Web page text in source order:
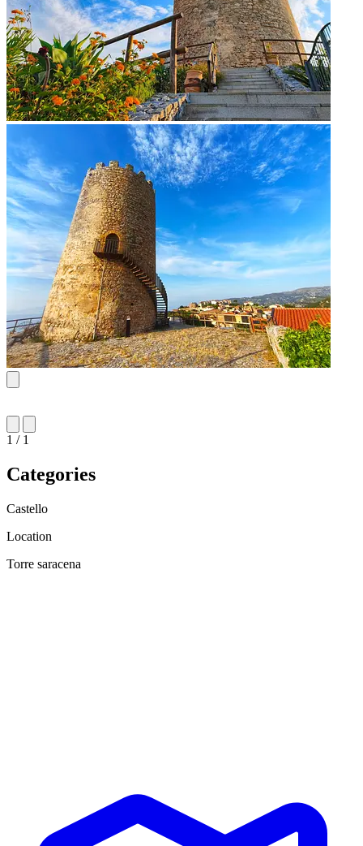
1 / 1
Categories
Castello
Location
Torre saracena